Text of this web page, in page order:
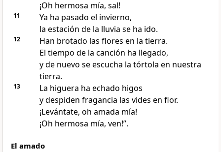
¡Oh hermosa mía, sal!
11
Ya ha pasado el invierno,
la estación de la lluvia se ha ido.
12
Han brotado las flores en la tierra.
El tiempo de la canción ha llegado,
y de nuevo se escucha la tórtola en nuestra
tierra.
13
La higuera ha echado higos
y despiden fragancia las vides en flor.
¡Levántate, oh amada mía!
¡Oh hermosa mía, ven!”.
El amado